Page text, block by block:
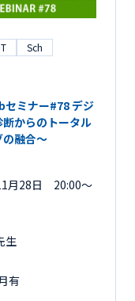
Sch
セミナー#78 デジ
からのトータル
融合～
月28日 20:00～
生
有